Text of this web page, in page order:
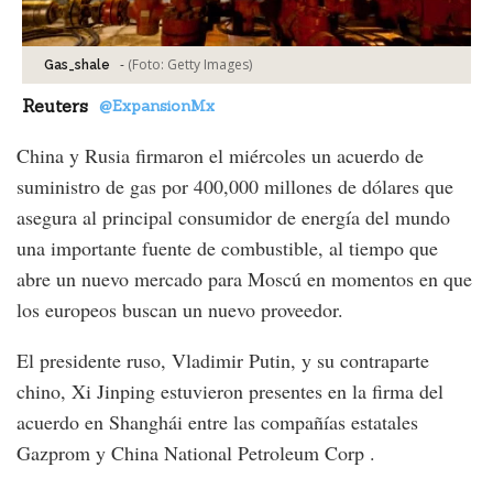
Gas_shale - (Foto: Getty Images)
Reuters @ExpansionMx
China y Rusia firmaron el miércoles un acuerdo de
suministro de gas por 400,000 millones de dólares que
asegura al principal consumidor de energía del mundo
una importante fuente de combustible, al tiempo que
abre un nuevo mercado para Moscú en momentos en que
los europeos buscan un nuevo proveedor.
El presidente ruso, Vladimir Putin, y su contraparte
chino, Xi Jinping estuvieron presentes en la firma del
acuerdo en Shanghái entre las compañías estatales
Gazprom y China National Petroleum Corp .